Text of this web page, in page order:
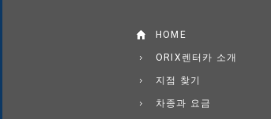
HOME
ORIX렌터카 소개
지점 찾기
차종과 요금